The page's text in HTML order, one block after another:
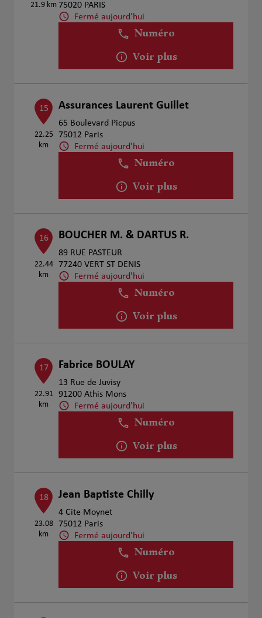
21.9 km 75020 PARIS
Fermé aujourd'hui
Numéro
Voir plus
15
22.25
km
Assurances Laurent Guillet
65 Boulevard Picpus
75012 Paris
Fermé aujourd'hui
Numéro
Voir plus
16
22.44
km
BOUCHER M. & DARTUS R.
89 RUE PASTEUR
77240 VERT ST DENIS
Fermé aujourd'hui
Numéro
Voir plus
17
22.91
km
Fabrice BOULAY
13 Rue de Juvisy
91200 Athis Mons
Fermé aujourd'hui
Numéro
Voir plus
18
23.08
km
Jean Baptiste Chilly
4 Cite Moynet
75012 Paris
Fermé aujourd'hui
Numéro
Voir plus